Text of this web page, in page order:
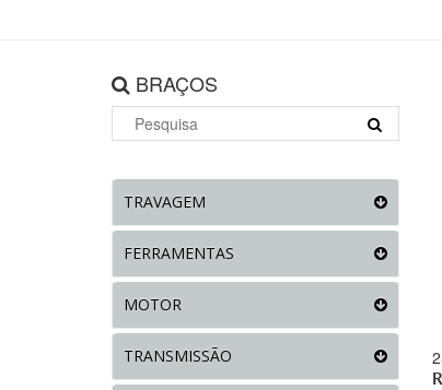
BRAÇOS
TRAVAGEM
FERRAMENTAS
MOTOR
TRANSMISSÃO